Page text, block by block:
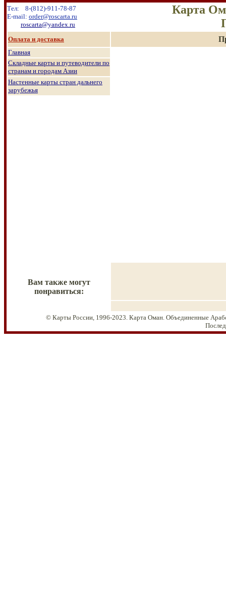
Тел: 8-(812)-911-78-87
E-mail: order@roscarta.ru
roscarta@yandex.ru
Карта
Оплата и доставка
Главная
Складные карты и путеводители по
странам и городам Азии
Настенные карты стран дальнего
зарубежья
Вам также могут
понравиться:
© Карты России, 1996-2023. Карта Оман. Объединенные